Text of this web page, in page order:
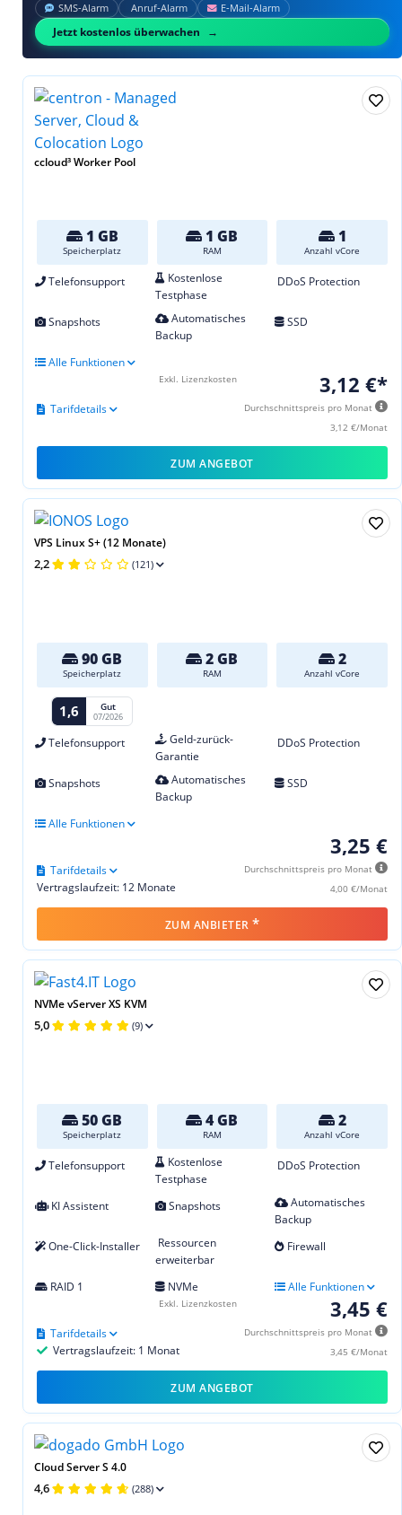
SMS‑Alarm Anruf‑Alarm E‑Mail‑Alarm
Jetzt kostenlos überwachen
ccloud³ Worker Pool
1 GB
Speicherplatz
1 GB
RAM
1
Anzahl vCore
Telefonsupport
Kostenlose
Testphase
DDoS Protection
Snapshots
Automatisches
Backup
SSD
Alle Funktionen
3,12 €*
Durchschnittspreis pro Monat
3,12 €/Monat
Tarifdetails
Exkl. Lizenzkosten
ZUM ANGEBOT
VPS Linux S+ (12 Monate)
2,2 (121)
90 GB
Speicherplatz
2 GB
RAM
2
Anzahl vCore
1,6 Gut
07/2026
Telefonsupport
Geld-zurück-
Garantie
DDoS Protection
Snapshots
Automatisches
Backup
SSD
Alle Funktionen
3,25 €
Durchschnittspreis pro Monat
4,00 €/Monat
Vertragslaufzeit: 12 Monate
Tarifdetails
ZUM ANBIETER *
NVMe vServer XS KVM
5,0 (9)
50 GB
Speicherplatz
4 GB
RAM
2
Anzahl vCore
Telefonsupport
Kostenlose
Testphase
DDoS Protection
KI Assistent Snapshots
Automatisches
Backup
One-Click-Installer
Ressourcen
erweiterbar
Firewall
RAID 1 NVMe Alle Funktionen
3,45 €
Durchschnittspreis pro Monat
3,45 €/Monat
Vertragslaufzeit: 1 Monat
Tarifdetails
Exkl. Lizenzkosten
ZUM ANGEBOT
Cloud Server S 4.0
4,6 (288)